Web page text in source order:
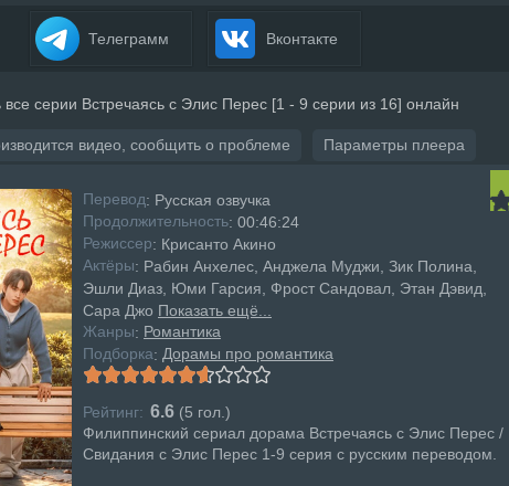
Телеграмм Вконтакте
все серии Встречаясь с Элис Перес [1 - 9 серии из 16] онлайн
видео, сообщить о проблеме Параметры плеера
Перевод: Русская озвучка
Продолжительность: 00:46:24
Режисcер: Крисанто Акино
Актёры: Рабин Анхелес, Анджела Муджи, Зик Полина,
Эшли Диаз, Юми Гарсия, Фрост Сандовал, Этан Дэвид,
Сара Джо Показать ещё...
Жанры: Романтика
Подборка: Дорамы про романтика
Рейтинг: 6.6 (5 гол.)
Филиппинский сериал дорама Встречаясь с Элис Перес /
Свидания с Элис Перес 1-9 серия с русским переводом.